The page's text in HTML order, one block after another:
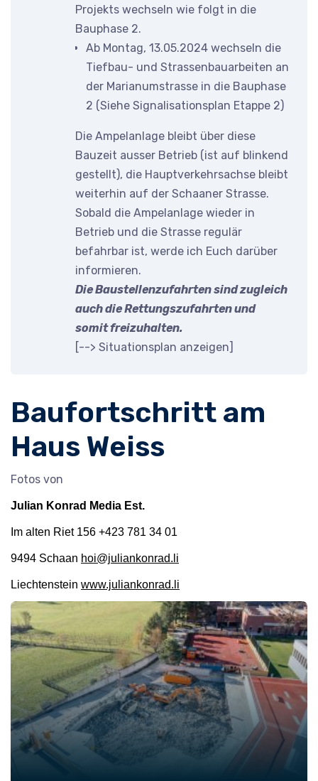
Projekts wechseln wie folgt in die
Bauphase 2.
Ab Montag, 13.05.2024 wechseln die
Tiefbau- und Strassenbauarbeiten an
der Marianumstrasse in die Bauphase
2 (Siehe Signalisationsplan Etappe 2)
Die Ampelanlage bleibt über diese
Bauzeit ausser Betrieb (ist auf blinkend
gestellt), die Hauptverkehrsachse bleibt
weiterhin auf der Schaaner Strasse.
Sobald die Ampelanlage wieder in
Betrieb und die Strasse regulär
befahrbar ist, werde ich Euch darüber
informieren.
Die Baustellenzufahrten sind zugleich
auch die Rettungszufahrten und
somit freizuhalten.
[--> Situationsplan anzeigen]
Baufortschritt am
Haus Weiss
Fotos von
Julian Konrad Media Est.
Im alten Riet 156 +423 781 34 01
9494 Schaan hoi@juliankonrad.li
Liechtenstein www.juliankonrad.li